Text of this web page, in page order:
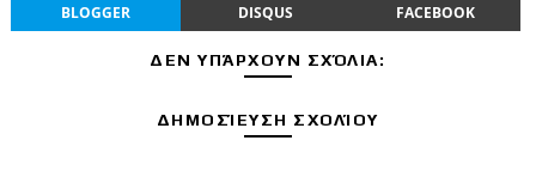
BLOGGER DISQUS FACEBOOK
ΔΕΝ ΥΠΆΡΧΟΥΝ ΣΧΌΛΙΑ:
ΔΗΜΟΣΊΕΥΣΗ ΣΧΟΛΊΟΥ